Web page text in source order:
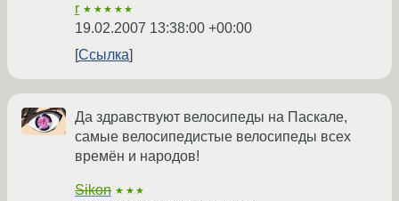
r ★★★★★
19.02.2007 13:38:00 +00:00
Ссылка
Да здравствуют велосипеды на Паскале,
самые велосипедистые велосипеды всех
времён и народов!
Sikon ★★★